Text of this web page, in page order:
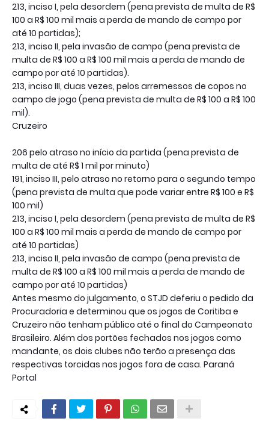
213, inciso I, pela desordem (pena prevista de multa de R$
100 a R$ 100 mil mais a perda de mando de campo por
até 10 partidas);
213, inciso II, pela invasão de campo (pena prevista de
multa de R$ 100 a R$ 100 mil mais a perda de mando de
campo por até 10 partidas).
213, inciso III, duas vezes, pelos arremessos de copos no
campo de jogo (pena prevista de multa de R$ 100 a R$ 100
mil).
Cruzeiro
206 pelo atraso no início da partida (pena prevista de
multa de até R$ 1 mil por minuto)
191, inciso III, pelo atraso no retorno para o segundo tempo
(pena prevista de multa que pode variar entre R$ 100 e R$
100 mil)
213, inciso I, pela desordem (pena prevista de multa de R$
100 a R$ 100 mil mais a perda de mando de campo por
até 10 partidas)
213, inciso II, pela invasão de campo (pena prevista de
multa de R$ 100 a R$ 100 mil mais a perda de mando de
campo por até 10 partidas)
Antes mesmo do julgamento, o STJD deferiu o pedido da
Procuradoria e determinou que os jogos de Coritiba e
Cruzeiro não tenham público até o final do Campeonato
Brasileiro. Além dos portões fechados nos jogos como
mandante, os dois clubes não terão a presença das
respectivas torcidas nos jogos fora de casa. Paraná
Portal